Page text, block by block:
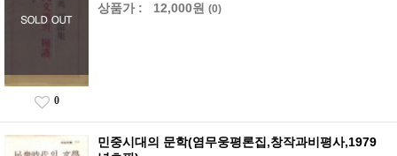
상품가 : 12,000원 (0)
0
민중시대의 문학(염무웅평론집,창작과비평사,1979